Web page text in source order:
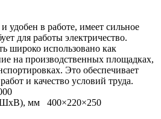
удобен в работе, имеет сильное
для работы электричество.
широко использовано как
на производственных площадках,
Это обеспечивает
и качество условий труда.
мм
400×220×250